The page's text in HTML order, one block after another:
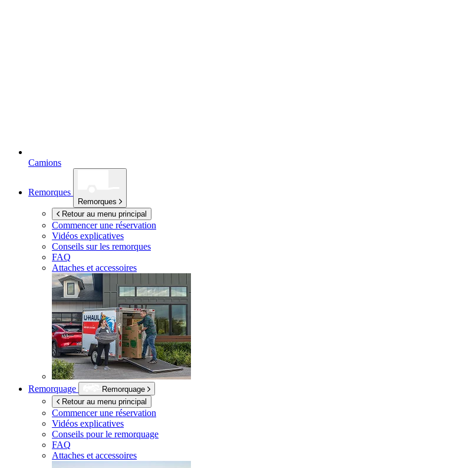
Camions
Remorques
Remorques
Retour au menu principal
Commencer une réservation
Vidéos explicatives
Conseils sur les remorques
FAQ
Attaches et accessoires
Remorquage
Remorquage
Retour au menu principal
Commencer une réservation
Vidéos explicatives
Conseils pour le remorquage
FAQ
Attaches et accessoires